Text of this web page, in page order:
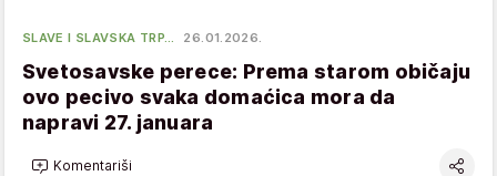
SLAVE I SLAVSKA TRP… 26.01.2026.
Svetosavske perece: Prema starom običaju
ovo pecivo svaka domaćica mora da
napravi 27. januara
Komentariši